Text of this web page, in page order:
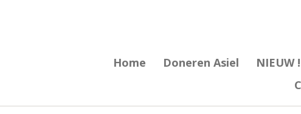
Home Doneren Asiel NIEUW